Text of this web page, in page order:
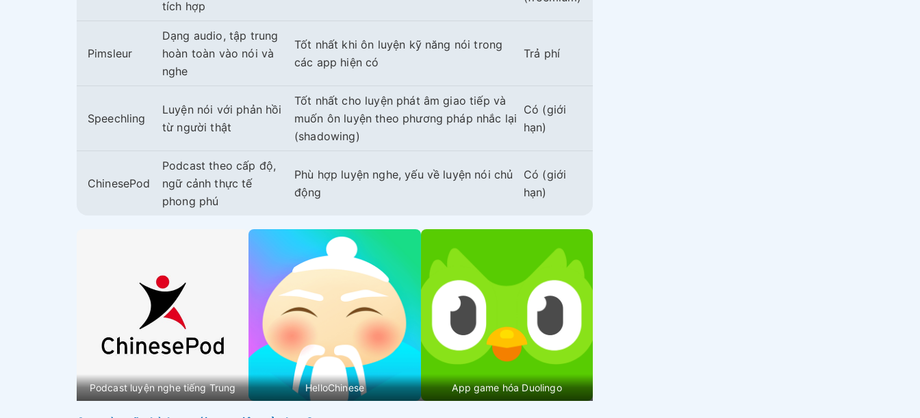
tích hợp
Pimsleur
Dạng audio, tập trung
hoàn toàn vào nói và
nghe
Tốt nhất khi ôn luyện kỹ năng nói trong
các app hiện có
Trả phí
Speechling
Luyện nói với phản hồi
từ người thật
Tốt nhất cho luyện phát âm giao tiếp và
muốn ôn luyện theo phương pháp nhắc lại
(shadowing)
Có (giới
hạn)
ChinesePod
Podcast theo cấp độ,
ngữ cảnh thực tế
phong phú
Phù hợp luyện nghe, yếu về luyện nói chủ
động
Có (giới
hạn)
Podcast luyện nghe tiếng Trung HelloChinese App game hóa Duolingo